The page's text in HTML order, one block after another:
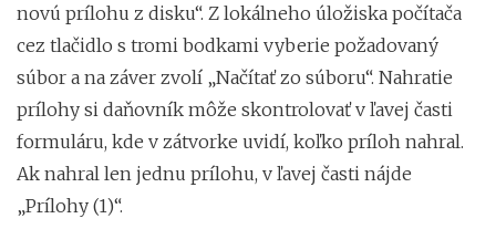
novú prílohu z disku“. Z lokálneho úložiska počítača
cez tlačidlo s tromi bodkami vyberie požadovaný
súbor a na záver zvolí „Načítať zo súboru“. Nahratie
prílohy si daňovník môže skontrolovať v ľavej časti
formuláru, kde v zátvorke uvidí, koľko príloh nahral.
Ak nahral len jednu prílohu, v ľavej časti nájde
„Prílohy (1)“.